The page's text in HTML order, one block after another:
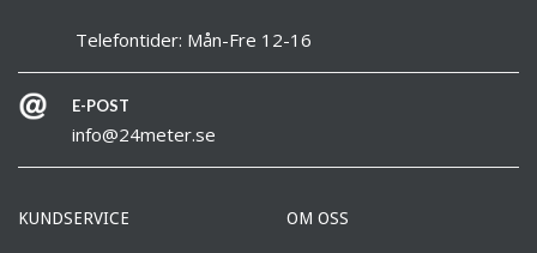
Telefontider: Mån-Fre 12-16
E-POST
info@24meter.se
KUNDSERVICE OM OSS